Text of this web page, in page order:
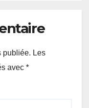
publiée. Les
avec *